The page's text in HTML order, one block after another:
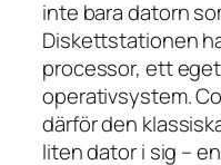
inte bara datorn
Diskettstationen
processor, ett
operativsystem.
därför den
liten dator i sig –